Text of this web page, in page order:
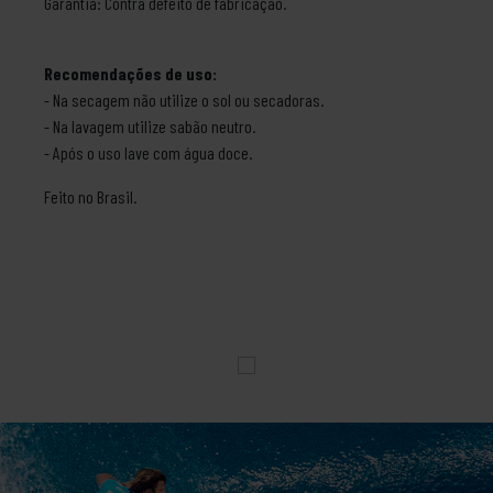
Recomendações de uso:
- Na secagem não utilize o sol ou secadoras.
- Na lavagem utilize sabão neutro.
- Após o uso lave com água doce.
Feito no Brasil.